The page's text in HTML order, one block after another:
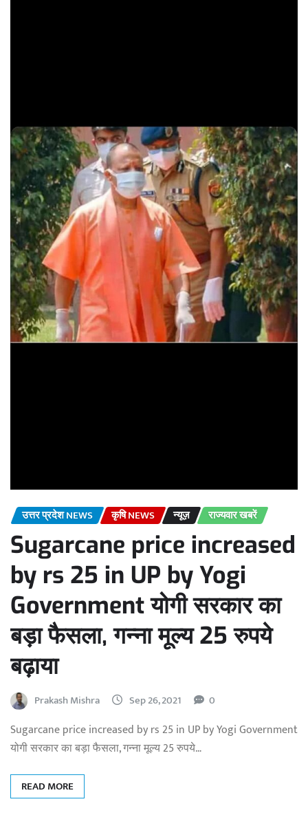
उत्तर प्रदेश NEWS कृषि NEWS न्यूज़ राज्यवार खबरें
Sugarcane price increased
by rs 25 in UP by Yogi
Government योगी सरकार का
बड़ा फैसला, गन्ना मूल्य 25 रुपये
बढ़ाया
Prakash Mishra Sep 26, 2021 0
Sugarcane price increased by rs 25 in UP by Yogi Government
योगी सरकार का बड़ा फैसला, गन्ना मूल्य 25 रुपये…
READ MORE